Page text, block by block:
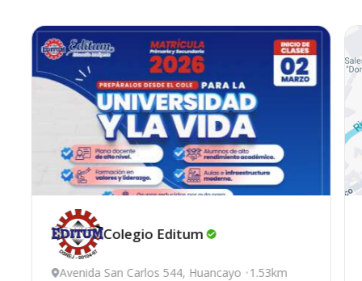
Colegio Editum
Avenida San Carlos 544, Huancayo
1.53km